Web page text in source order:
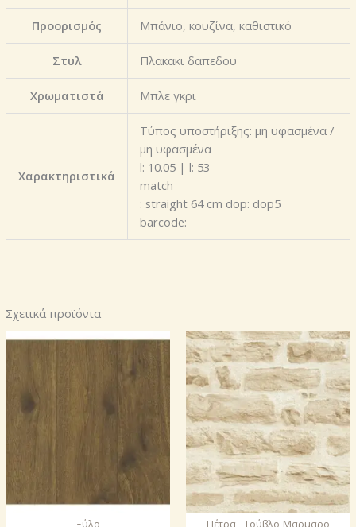
Προορισμός Μπάνιο, κουζίνα, καθιστικό
Στυλ Πλακακι δαπεδου
Χρωματιστά Μπλε γκρι
Χαρακτηριστικά
Τύπος υποστήριξης: μη υφασμένα /
μη υφασμένα
l: 10.05 | l: 53
match
: straight 64 cm dop: dop5
barcode:
Σχετικά προϊόντα
Ξύλο Πέτρα - Τούβλο-Μαρμαρο